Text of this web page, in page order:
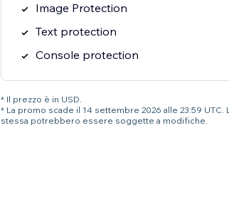
Image Protection
Text protection
Console protection
* Il prezzo è in USD.
* La promo scade il 14 settembre 2026 alle 23:59
stessa potrebbero essere soggette a modifiche.